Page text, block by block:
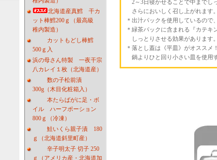
北海道産真鱈 干カ
ット棒鱈200ｇ（最高級
稚内製造）
カットもどし棒鱈
500ｇ入
浜の母さん特製 一夜干宗
八カレイ１枚（北海道産）
数の子松前漬
300g（木目化粧箱入）
本たらばがに足・ボ
イル ハーフポーション
800ｇ（冷凍）
鮭いくら親子漬 180
ｇ（北海道斜里町産）
辛子明太子 切子 250
ｇ（アメリカ産・北海道加
2～3日寝かせることで中までし
さらにおいしく召し上がれます
＊出汁パックを使用しているので
＊緑茶パックに含まれる『カテキ
しっとりさせる効果があります
＊落とし蓋は《平皿》がオススメ
鍋よりひと回り小さい皿を使用